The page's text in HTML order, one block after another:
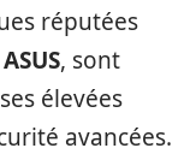
réputées
ASUS, sont
élevées
avancées.